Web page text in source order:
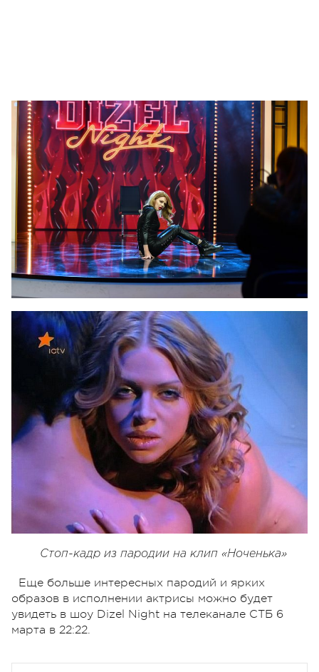
Стоп-кадр из пародии на клип «Ноченька»
Еще больше интересных пародий и ярких
образов в исполнении актрисы можно будет
увидеть в шоу Dizel Night на телеканале СТБ 6
марта в 22:22.